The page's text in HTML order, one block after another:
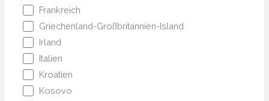
Frankreich
Griechenland-Großbritannien-Island
Irland
Italien
Kroatien
Kosovo